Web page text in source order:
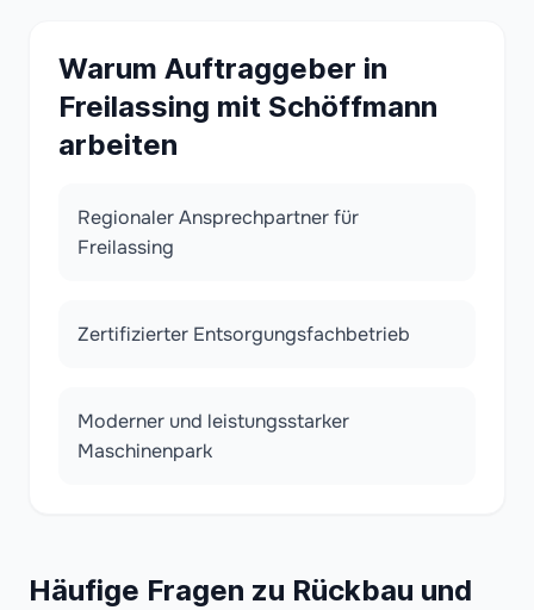
Warum Auftraggeber in
Freilassing mit Schöffmann
arbeiten
Regionaler Ansprechpartner für
Freilassing
Zertifizierter Entsorgungsfachbetrieb
Moderner und leistungsstarker
Maschinenpark
Häufige Fragen zu Rückbau und